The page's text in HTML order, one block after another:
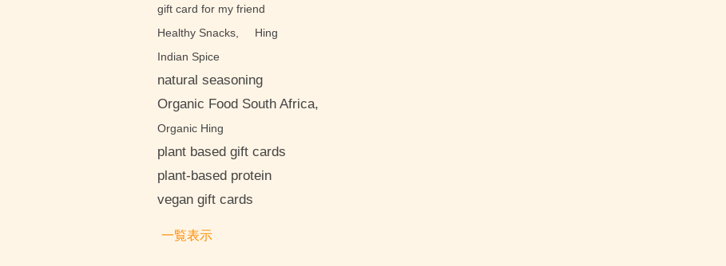
gift card for my friend
Healthy Snacks,
Hing
Indian Spice
natural seasoning
Organic Food South Africa,
Organic Hing
plant based gift cards
plant-based protein
vegan gift cards
一覧表示